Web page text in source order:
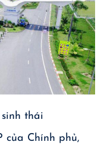
thái
của Chính phủ,